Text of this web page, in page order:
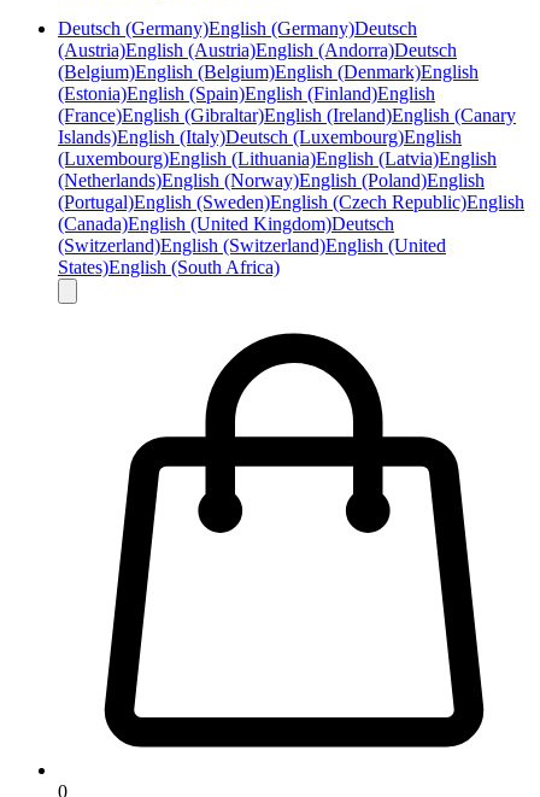
Deutsch (Germany)English (Germany)Deutsch
(Austria)English (Austria)English (Andorra)Deutsch
(Belgium)English (Belgium)English (Denmark)English
(Estonia)English (Spain)English (Finland)English
(France)English (Gibraltar)English (Ireland)English (Canary
Islands)English (Italy)Deutsch (Luxembourg)English
(Luxembourg)English (Lithuania)English (Latvia)English
(Netherlands)English (Norway)English (Poland)English
(Portugal)English (Sweden)English (Czech Republic)English
(Canada)English (United Kingdom)Deutsch
(Switzerland)English (Switzerland)English (United
States)English (South Africa)
0